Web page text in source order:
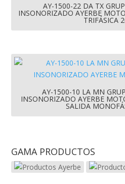
AY-1500-22 DA TX
INSONORIZADO AYERBE
TRIFÁSICA
AY-1500-10 LA MN
INSONORIZADO AYERBE
SALIDA
GAMA PRODUCTOS